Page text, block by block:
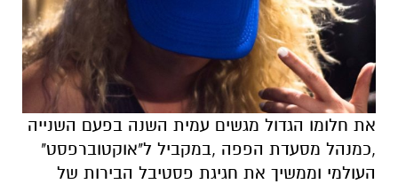
את חלומו הגדול מגשים עמית השנה בפעם השנייה
,כמנהל מסעדת הפפה ,במקביל ל"אוקטוברפסט"
העולמי וממשיך את חגיגת פסטיבל הבירות של